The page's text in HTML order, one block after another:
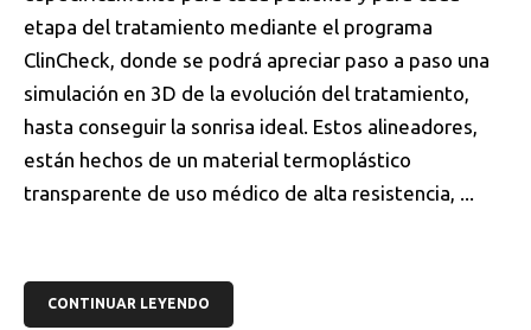
etapa del tratamiento mediante el programa
ClinCheck, donde se podrá apreciar paso a paso una
simulación en 3D de la evolución del tratamiento,
hasta conseguir la sonrisa ideal. Estos alineadores,
están hechos de un material termoplástico
transparente de uso médico de alta resistencia, ...
CONTINUAR LEYENDO